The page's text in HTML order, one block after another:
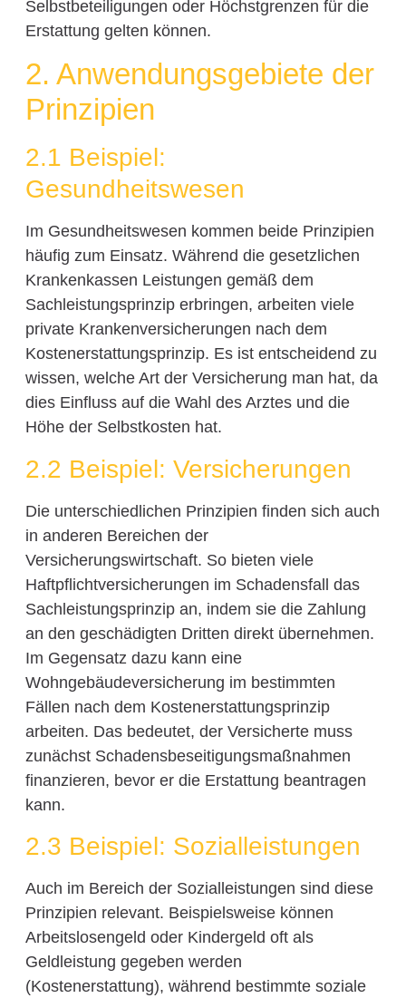
Selbstbeteiligungen oder Höchstgrenzen für die
Erstattung gelten können.
2. Anwendungsgebiete der
Prinzipien
2.1 Beispiel:
Gesundheitswesen
Im Gesundheitswesen kommen beide Prinzipien
häufig zum Einsatz. Während die gesetzlichen
Krankenkassen Leistungen gemäß dem
Sachleistungsprinzip erbringen, arbeiten viele
private Krankenversicherungen nach dem
Kostenerstattungsprinzip. Es ist entscheidend zu
wissen, welche Art der Versicherung man hat, da
dies Einfluss auf die Wahl des Arztes und die
Höhe der Selbstkosten hat.
2.2 Beispiel: Versicherungen
Die unterschiedlichen Prinzipien finden sich auch
in anderen Bereichen der
Versicherungswirtschaft. So bieten viele
Haftpflichtversicherungen im Schadensfall das
Sachleistungsprinzip an, indem sie die Zahlung
an den geschädigten Dritten direkt übernehmen.
Im Gegensatz dazu kann eine
Wohngebäudeversicherung im bestimmten
Fällen nach dem Kostenerstattungsprinzip
arbeiten. Das bedeutet, der Versicherte muss
zunächst Schadensbeseitigungsmaßnahmen
finanzieren, bevor er die Erstattung beantragen
kann.
2.3 Beispiel: Sozialleistungen
Auch im Bereich der Sozialleistungen sind diese
Prinzipien relevant. Beispielsweise können
Arbeitslosengeld oder Kindergeld oft als
Geldleistung gegeben werden
(Kostenerstattung), während bestimmte soziale